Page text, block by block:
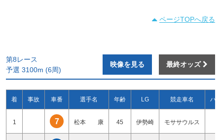
ページTOPへ戻る
第8レース
予選 3100m (6周)
映像を見る 最終オッズ
着 事故 車番 選手名 年齢 LG 競走車名 ハ
1 7 松本 康 45 伊勢崎 モササウルス